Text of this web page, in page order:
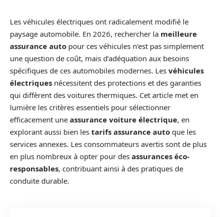
Les véhicules électriques ont radicalement modifié le
paysage automobile. En 2026, rechercher la meilleure
assurance auto pour ces véhicules n’est pas simplement
une question de coût, mais d’adéquation aux besoins
spécifiques de ces automobiles modernes. Les véhicules
électriques nécessitent des protections et des garanties
qui diffèrent des voitures thermiques. Cet article met en
lumière les critères essentiels pour sélectionner
efficacement une assurance voiture électrique, en
explorant aussi bien les tarifs assurance auto que les
services annexes. Les consommateurs avertis sont de plus
en plus nombreux à opter pour des assurances éco-
responsables, contribuant ainsi à des pratiques de
conduite durable.